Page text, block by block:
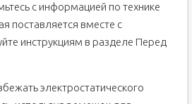
с информацией по технике
поставляется вместе с
инструкциям в разделе Перед
электростатического